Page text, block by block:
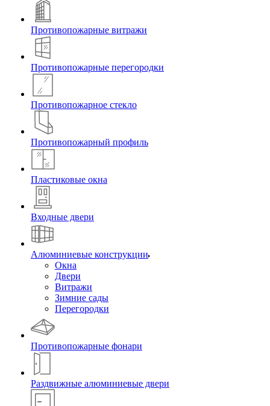
Противопожарные витражи
Противопожарные перегородки
Противопожарное стекло
Противопожарный профиль
Пластиковые окна
Входные двери
Алюминиевые конструкции
Окна
Двери
Витражи
Зимние сады
Перегородки
Противопожарные фонари
Раздвижные алюминиевые двери